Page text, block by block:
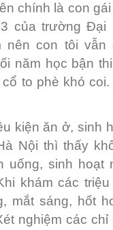
chính là con
của trường Đại
nên con tôi
năm học bận
to phè khó
kiện ăn ở, sinh
Nội thì thấy
uống, sinh hoạt
khám các
mắt sáng, hốt
nghiệm các